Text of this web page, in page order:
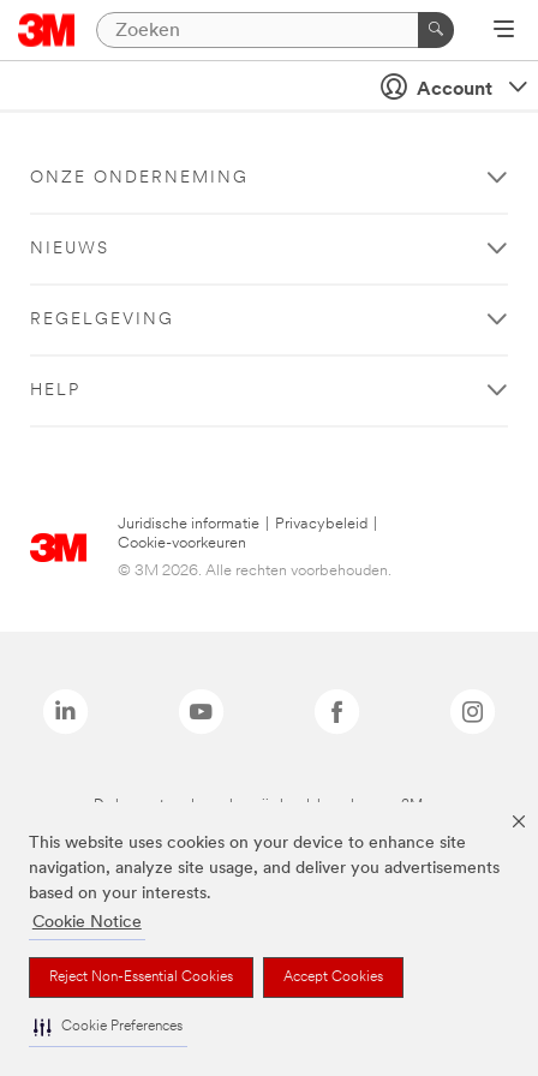
This website uses cookies on your device to enhance site
navigation, analyze site usage, and deliver you advertisements
based on your interests.
Cookie Notice
Reject Non-Essential Cookies Accept Cookies
Cookie Preferences
Account
ONZE ONDERNEMING
NIEUWS
REGELGEVING
HELP
Juridische informatie Privacybeleid
Cookie-voorkeuren
© 3M 2026. Alle rechten voorbehouden.
De bovenstaande merken zijn handelsmerken van 3M.we